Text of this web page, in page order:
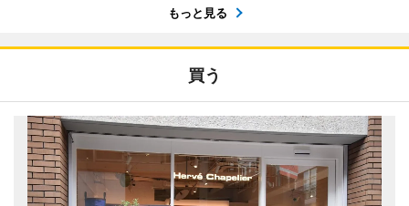
もっと見る
買う